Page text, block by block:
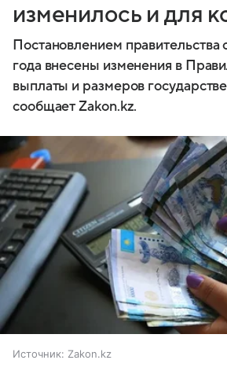
изменилось и для
Постановлением правительства
года внесены изменения в
выплаты и размеров
сообщает Zakon.kz.
Источник: Zakon.kz